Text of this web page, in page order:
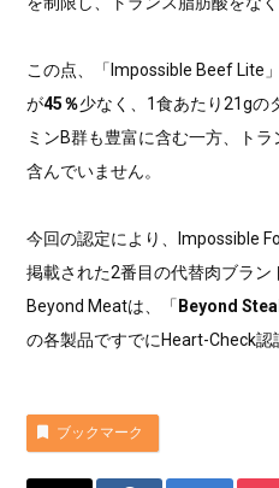
この点、「Impossible Beef Lite
が45％少なく、1食あたり21gの
ミンB群も豊富に含む一方、ト
含んでいません。
今回の認定により、Impossible
掲載された2番目の代替肉ブラ
Beyond Meatは、「 Beyond
の各製品ですでにHeart-Check認
ブックマーク